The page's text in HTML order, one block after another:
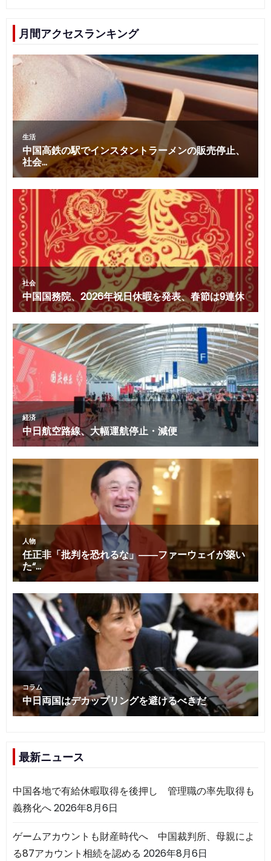
月間アクセスランキング
最新ニュース
中国各地で有給休暇取得を後押し 管理職の率先取得も
義務化へ2026年8月6日
ゲームアカウントも財産時代へ 中国裁判所、母親によ
る87アカウント相続を認める 2026年8月6日